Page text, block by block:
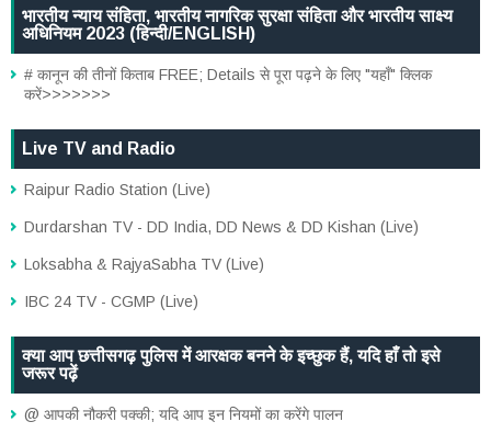
भारतीय न्याय संहिता, भारतीय नागरिक सुरक्षा संहिता और भारतीय साक्ष्य
अधिनियम 2023 (हिन्दी/ENGLISH)
# कानून की तीनों किताब FREE; Details से पूरा पढ़ने के लिए "यहाँ" क्लिक
करें>>>>>>>
Live TV and Radio
Raipur Radio Station (Live)
Durdarshan TV - DD India, DD News & DD Kishan (Live)
Loksabha & RajyaSabha TV (Live)
IBC 24 TV - CGMP (Live)
क्या आप छत्तीसगढ़ पुलिस में आरक्षक बनने के इच्छुक हैं, यदि हाँ तो इसे
जरूर पढ़ें
@ आपकी नौकरी पक्की; यदि आप इन नियमों का करेंगे पालन